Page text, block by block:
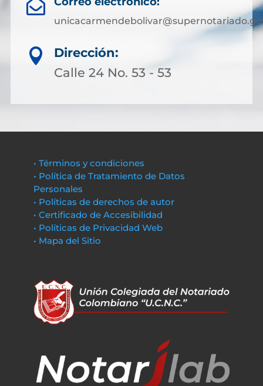


Dirección:
Calle 24 No. 53 - 53
• Términos y condiciones
• Política de Tratamiento de Datos
Personales
• Políticas de derechos de autor
• Certificado de Accesibilidad
• Políticas de Privacidad Web
• Mapa del Sitio